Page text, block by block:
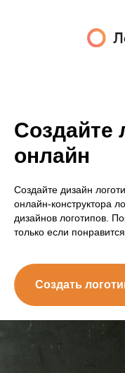
Создайте
онлайн
Создайте дизайн
онлайн-конструктора
дизайнов логотипов.
только если
Создать